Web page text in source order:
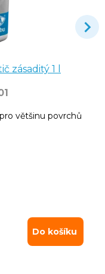
zásaditý 1 l
většinu povrchů
Do košíku